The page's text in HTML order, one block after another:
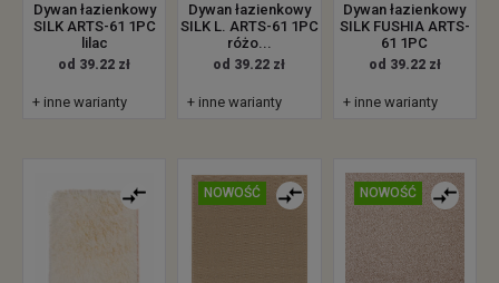
Dywan łazienkowy
SILK ARTS-61 1PC
lilac
od 39.22 zł
+ inne warianty
Dywan łazienkowy
SILK L. ARTS-61 1PC
różo...
od 39.22 zł
+ inne warianty
Dywan łazienkowy
SILK FUSHIA ARTS-
61 1PC
od 39.22 zł
+ inne warianty
NOWOŚĆ NOWOŚĆ